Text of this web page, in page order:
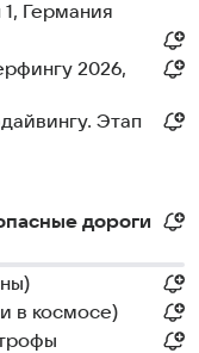
Германия
2026,
Этап
дороги
в космосе)